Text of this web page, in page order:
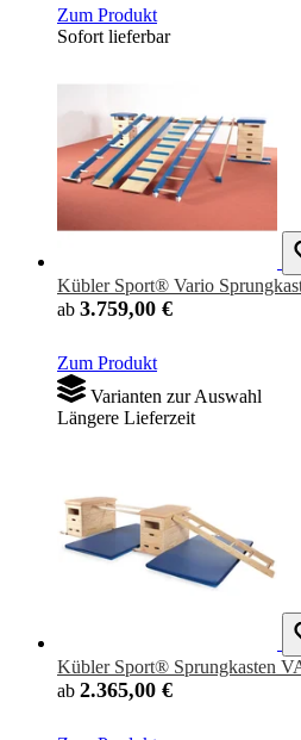
Zum Produkt
Sofort lieferbar
Kübler Sport® Vario
ab 3.759,00 €
Zum Produkt
Varianten zur Auswahl
Längere Lieferzeit
Kübler Sport® Sprungkasten
ab 2.365,00 €